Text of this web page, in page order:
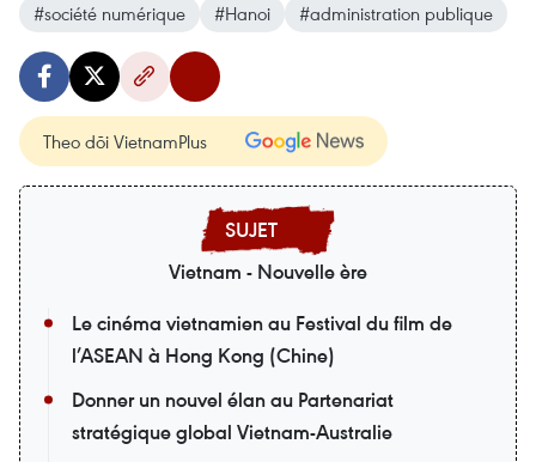
#société numérique
#Hanoi #administration publique
Theo dõi VietnamPlus
Vietnam - Nouvelle ère
Le cinéma vietnamien au Festival du film de
l’ASEAN à Hong Kong (Chine)
Donner un nouvel élan au Partenariat
stratégique global Vietnam-Australie